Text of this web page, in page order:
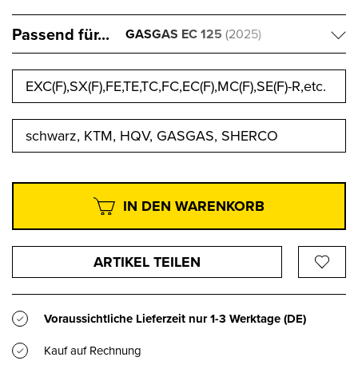
Passend für... GASGAS EC 125 (2025)
EXC(F),SX(F),FE,TE,TC,FC,EC(F),MC(F),SE(F)-R,etc.
schwarz, KTM, HQV, GASGAS, SHERCO
IN DEN WARENKORB
ARTIKEL TEILEN
Voraussichtliche Lieferzeit nur1-3 Werktage(DE)
Kauf auf Rechnung